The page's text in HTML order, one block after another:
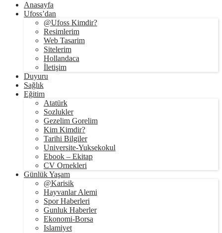
Anasayfa
Ufoss’dan
@Ufoss Kimdir?
Resimlerim
Web Tasarim
Sitelerim
Hollandaca
İletişim
Duyuru
Sağlık
Eğitim
Atatürk
Sozlukler
Gezelim Gorelim
Kim Kimdir?
Tarihi Bilgiler
Universite-Yuksekokul
Ebook – Ekitap
CV Ornekleri
Günlük Yaşam
@Karisik
Hayvanlar Alemi
Spor Haberleri
Gunluk Haberler
Ekonomi-Borsa
Islamiyet